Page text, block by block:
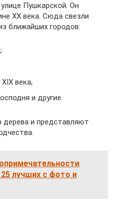
Пушкарской. Он
XX века. Сюда свезли
ближайших городов:
века;
и другие.
и представляют
лучших с фото и